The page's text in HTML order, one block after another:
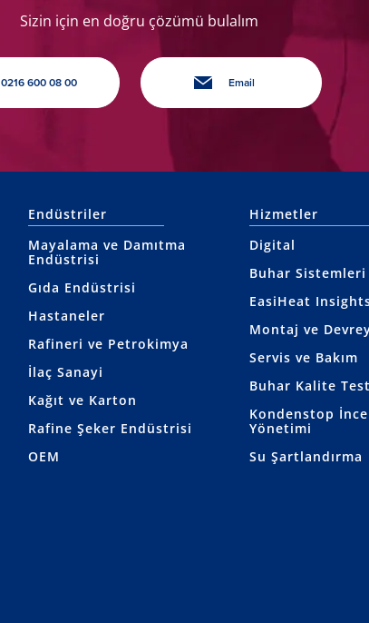
Sizin için en doğru çözümü bulalım
0216 600 08 00 Email
Endüstriler
Mayalama ve Damıtma
Endüstrisi
Gıda Endüstrisi
Hastaneler
Rafineri ve Petrokimya
İlaç Sanayi
Kağıt ve Karton
Rafine Şeker Endüstrisi
OEM
Hizmetler
Digital
Buhar
EasiHeat
Montaj ve
Servis ve Bakım
Buhar Kalite
Kondenstop
Yönetimi
Su Şartlandırma